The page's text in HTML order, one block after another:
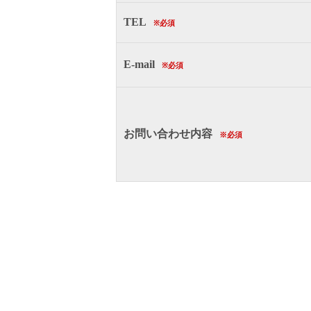
TEL ※必須
E-mail ※必須
お問い合わせ内容 ※必須